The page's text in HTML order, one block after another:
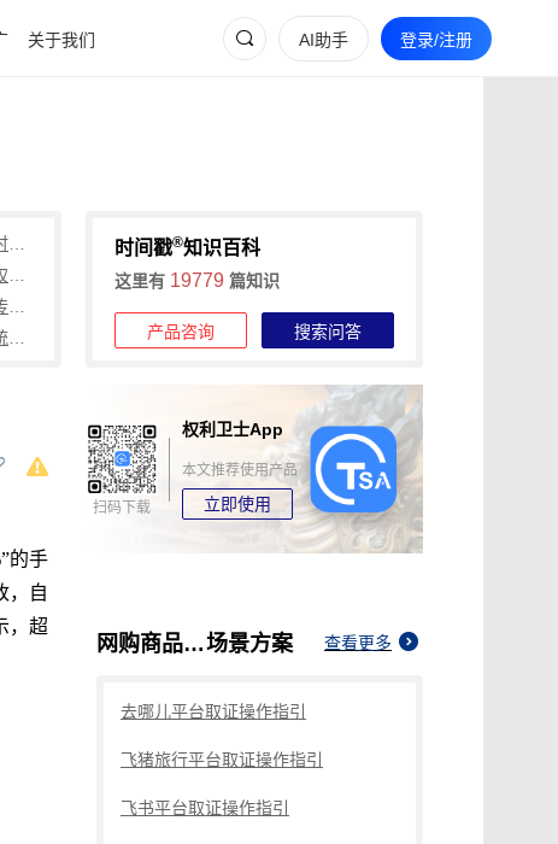
关于我们 AI助手 登录/注册
时间戳®知识百科
这里有 19779 篇知识
产品咨询 搜索问答
的手
，自
，超
扫码下载
权利卫士App
本文推荐使用产品
立即使用
网购商品存在夸大宣传如何取证场景方案 查看更多
去哪儿平台取证操作指引
飞猪旅行平台取证操作指引
飞书平台取证操作指引